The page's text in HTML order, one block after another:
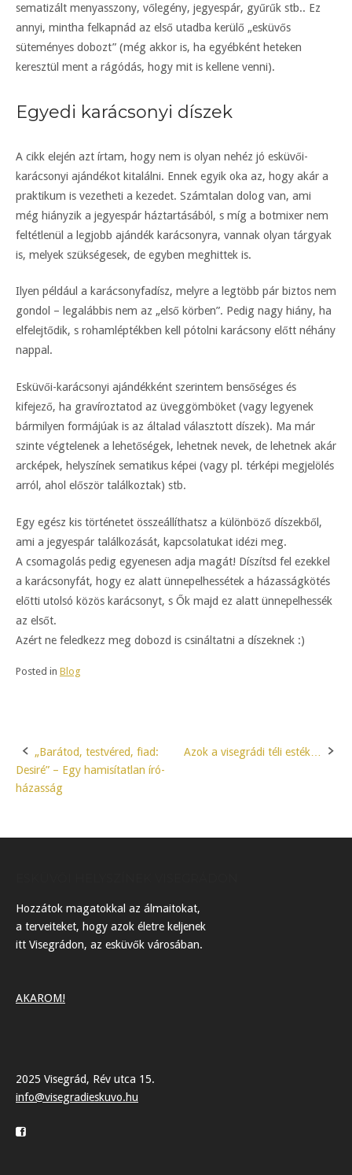
sematizált menyasszony, vőlegény, jegyespár, gyűrűk stb.. Ez
annyi, mintha felkapnád az első utadba kerülő „esküvős
süteményes dobozt” (még akkor is, ha egyébként heteken
keresztül ment a rágódás, hogy mit is kellene venni).
Egyedi karácsonyi díszek
A cikk elején azt írtam, hogy nem is olyan nehéz jó esküvői-
karácsonyi ajándékot kitalálni. Ennek egyik oka az, hogy akár a
praktikum is vezetheti a kezedet. Számtalan dolog van, ami
még hiányzik a jegyespár háztartásából, s míg a botmixer nem
feltétlenül a legjobb ajándék karácsonyra, vannak olyan tárgyak
is, melyek szükségesek, de egyben meghittek is.
Ilyen például a karácsonyfadísz, melyre a legtöbb pár biztos nem
gondol – legalábbis nem az „első körben”. Pedig nagy hiány, ha
elfelejtődik, s rohamléptékben kell pótolni karácsony előtt néhány
nappal.
Esküvői-karácsonyi ajándékként szerintem bensőséges és
kifejező, ha gravíroztatod az üveggömböket (vagy legyenek
bármilyen formájúak is az általad választott díszek). Ma már
szinte végtelenek a lehetőségek, lehetnek nevek, de lehetnek akár
arcképek, helyszínek sematikus képei (vagy pl. térképi megjelölés
arról, ahol először találkoztak) stb.
Egy egész kis történetet összeállíthatsz a különböző díszekből,
ami a jegyespár találkozását, kapcsolatukat idézi meg.
A csomagolás pedig egyenesen adja magát! Díszítsd fel ezekkel
a karácsonyfát, hogy ez alatt ünnepelhessétek a házasságkötés
előtti utolsó közös karácsonyt, s Ők majd ez alatt ünnepelhessék
az elsőt.
Azért ne feledkezz meg dobozd is csináltatni a díszeknek :)
Posted in Blog
Post
navigation
„Barátod, testvéred, fiad:
Desiré” – Egy hamisítatlan író-
házasság
Azok a visegrádi téli esték…
Hozzátok magatokkal az álmaitokat,
a terveiteket, hogy azok életre keljenek
itt Visegrádon, az esküvők városában.
AKAROM!
2025 Visegrád, Rév utca 15.
info@visegradieskuvo.hu